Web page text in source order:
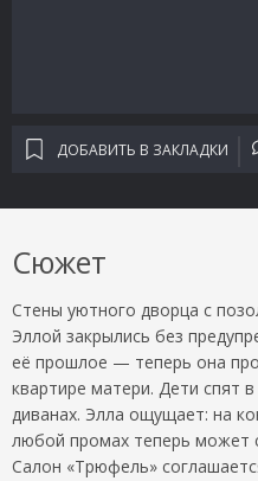
ДОБАВИТЬ В ЗАКЛАДКИ
Сюжет
Стены уютного дворца с
Эллой закрылись без
её прошлое — теперь она
квартире матери. Дети спят
диванах. Элла ощущает: на
любой промах теперь может
Салон «Трюфель»